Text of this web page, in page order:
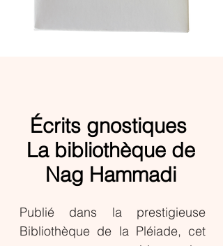
Écrits gnostiques
La bibliothèque de
Nag Hammadi
Publié dans la prestigieuse
Bibliothèque de la Pléiade, cet